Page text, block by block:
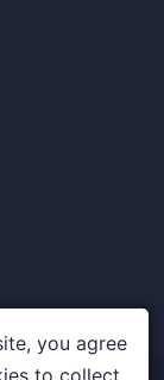
you agree